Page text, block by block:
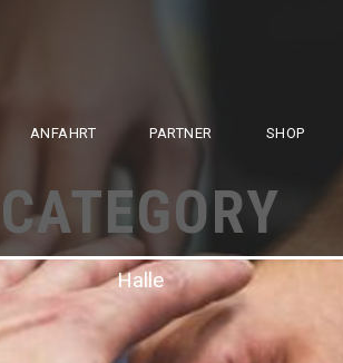
ANFAHRT PARTNER SHOP
CATEGORY
Halle